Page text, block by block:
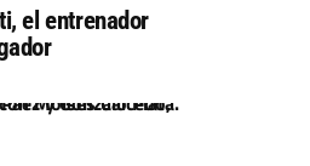
el entrenador